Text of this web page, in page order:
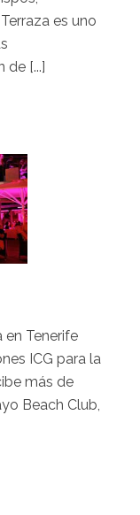
es uno
de [...]
en Tenerife
ICG para la
más de
Beach Club,